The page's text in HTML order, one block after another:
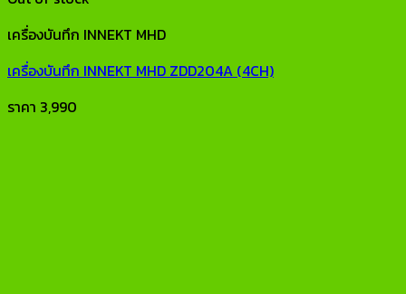
เครื่องบันทึก INNEKT MHD
เครื่องบันทึก INNEKT MHD ZDD204A (4CH)
ราคา 3,990